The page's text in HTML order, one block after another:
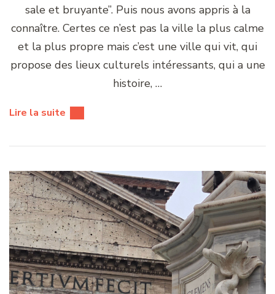
sale et bruyante”. Puis nous avons appris à la
connaître. Certes ce n’est pas la ville la plus calme
et la plus propre mais c’est une ville qui vit, qui
propose des lieux culturels intéressants, qui a une
histoire, …
Lire la suite